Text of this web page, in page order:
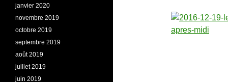
janvier 2020
novembre 2019
octobre 2019
septembre 2019
août 2019
juillet 2019
juin 2019